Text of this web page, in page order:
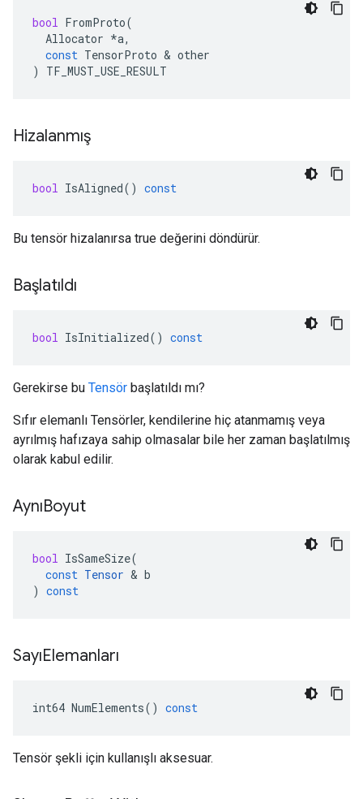
bool FromProto(
Allocator *a,
const TensorProto & other
)
TF_MUST_USE_RESULT
Hizalanmış
bool IsAligned() const
Bu tensör hizalanırsa true değerini döndürür.
Başlatıldı
bool IsInitialized() const
Gerekirse bu Tensör başlatıldı mı?
Sıfır elemanlı Tensörler, kendilerine hiç atanmamış veya
ayrılmış hafızaya sahip olmasalar bile her zaman başlatılmış
olarak kabul edilir.
AynıBoyut
bool IsSameSize(
const Tensor & b
) const
SayıElemanları
int64 NumElements() const
Tensör şekli için kullanışlı aksesuar.